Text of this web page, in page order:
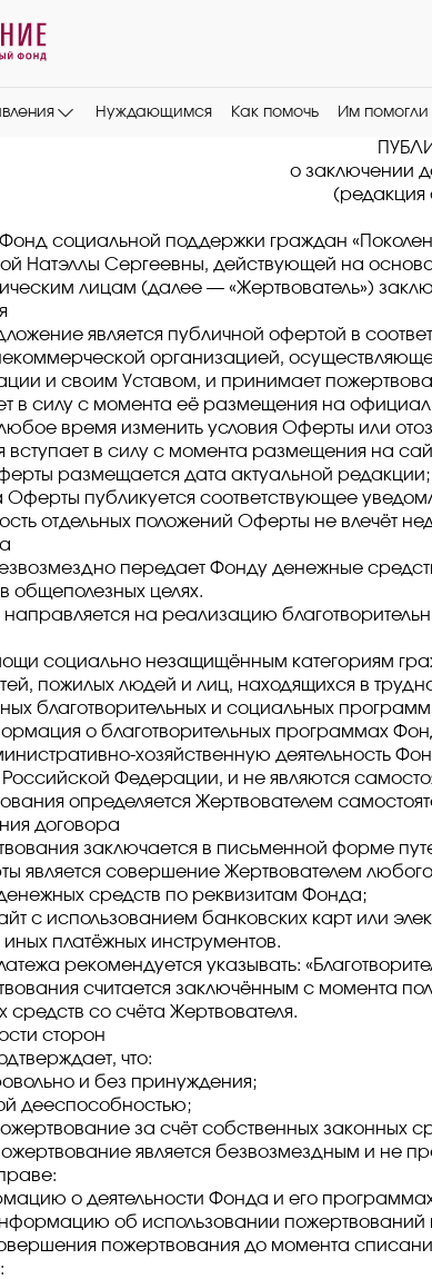
Нуждающимся Как помочь Им помогли
о заключении
(редакция
Фонд социальной поддержки граждан
Натэллы Сергеевны, действующей на
лицам (далее — «Жертвователь»)
является публичной офертой в
организацией,
и своим Уставом, и принимает
в силу с момента её размещения на
время изменить условия Оферты или
вступает в силу с момента размещения на
размещается дата актуальной редакции;
Оферты публикуется соответствующее
отдельных положений Оферты не влечёт
передает Фонду денежные
общеполезных целях.
на реализацию
социально незащищённым категориям
пожилых людей и лиц, находящихся в
благотворительных и социальных
о благотворительных программах
хозяйственную деятельность
Российской Федерации, и не являются
определяется Жертвователем
договора
заключается в письменной форме
является совершение Жертвователем
средств по реквизитам Фонда;
с использованием банковских карт или
платёжных инструментов.
рекомендуется указывать:
считается заключённым с момента
со счёта Жертвователя.
сторон
что:
и без принуждения;
дееспособностью;
за счёт собственных законных
является безвозмездным и не
о деятельности Фонда и его
об использовании пожертвований
пожертвования до момента